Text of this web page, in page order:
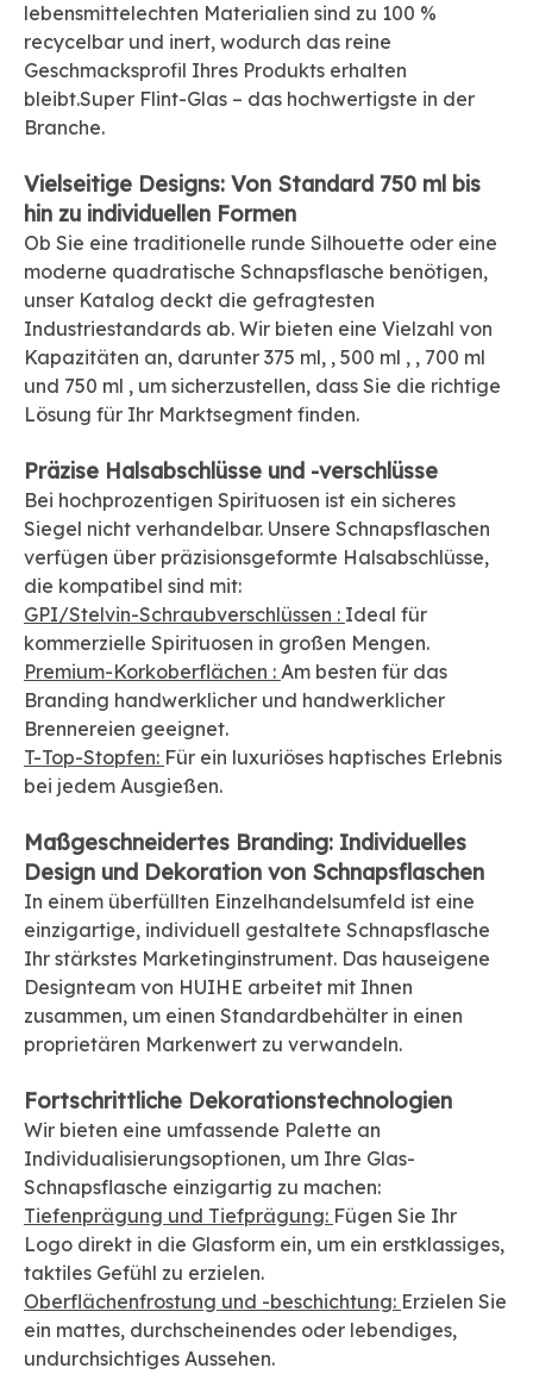
lebensmittelechten Materialien sind zu 100 %
recycelbar und inert, wodurch das reine
Geschmacksprofil Ihres Produkts erhalten
bleibt.Super Flint-Glas – das hochwertigste in der
Branche.
Vielseitige Designs: Von Standard 750 ml bis
hin zu individuellen Formen
Ob Sie eine traditionelle runde Silhouette oder eine
moderne quadratische Schnapsflasche benötigen,
unser Katalog deckt die gefragtesten
Industriestandards ab. Wir bieten eine Vielzahl von
Kapazitäten an, darunter 375 ml, , 500 ml , , 700 ml
und 750 ml , um sicherzustellen, dass Sie die richtige
Lösung für Ihr Marktsegment finden.
Präzise Halsabschlüsse und -verschlüsse
Bei hochprozentigen Spirituosen ist ein sicheres
Siegel nicht verhandelbar. Unsere Schnapsflaschen
verfügen über präzisionsgeformte Halsabschlüsse,
die kompatibel sind mit:
GPI/Stelvin-Schraubverschlüssen : Ideal für
kommerzielle Spirituosen in großen Mengen.
Premium-Korkoberflächen : Am besten für das
Branding handwerklicher und handwerklicher
Brennereien geeignet.
T-Top-Stopfen: Für ein luxuriöses haptisches Erlebnis
bei jedem Ausgießen.
Maßgeschneidertes Branding: Individuelles
Design und Dekoration von Schnapsflaschen
In einem überfüllten Einzelhandelsumfeld ist eine
einzigartige, individuell gestaltete Schnapsflasche
Ihr stärkstes Marketinginstrument. Das hauseigene
Designteam von HUIHE arbeitet mit Ihnen
zusammen, um einen Standardbehälter in einen
proprietären Markenwert zu verwandeln.
Fortschrittliche Dekorationstechnologien
Wir bieten eine umfassende Palette an
Individualisierungsoptionen, um Ihre Glas-
Schnapsflasche einzigartig zu machen:
Tiefenprägung und Tiefprägung: Fügen Sie Ihr
Logo direkt in die Glasform ein, um ein erstklassiges,
taktiles Gefühl zu erzielen.
Oberflächenfrostung und -beschichtung: Erzielen Sie
ein mattes, durchscheinendes oder lebendiges,
undurchsichtiges Aussehen.